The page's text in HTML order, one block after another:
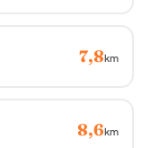
7,8km
8,6km